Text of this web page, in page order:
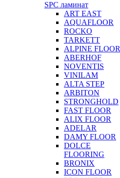
SPC ламинат
ART EAST
AQUAFLOOR
ROCKO
TARKETT
ALPINE FLOOR
ABERHOF
NOVENTIS
VINILAM
ALTA STEP
ARBITON
STRONGHOLD
FAST FLOOR
ALIX FLOOR
ADELAR
DAMY FLOOR
DOLCE
FLOORING
BRONIX
ICON FLOOR